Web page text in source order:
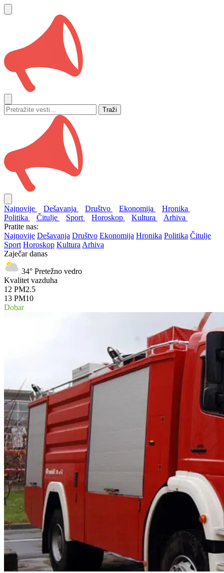
Traži
Najnovije Dešavanja Društvo Ekonomija
Hronika
Politika
Čitulje Sport Horoskop Kultura
Arhiva
Pratite nas:
Najnovije Dešavanja Društvo Ekonomija Hronika Politika Čitulje
Sport Horoskop Kultura Arhiva
Zaječar danas
34° Pretežno vedro
Kvalitet vazduha
12 PM2.5
13 PM10
Dobar